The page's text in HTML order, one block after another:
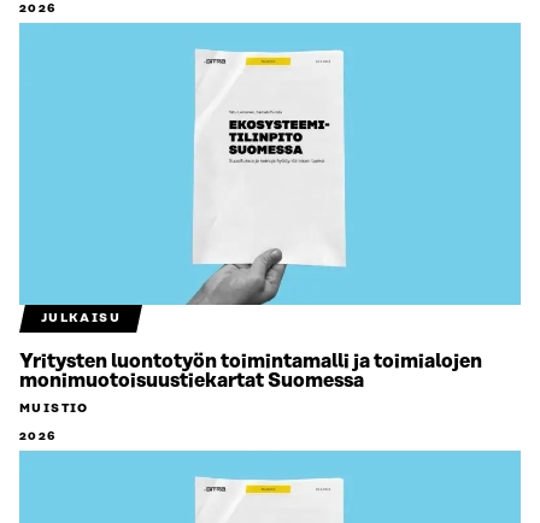
2026
JULKAISU
Yritysten luontotyön toimintamalli ja toimialojen
monimuotoisuustiekartat Suomessa
MUISTIO
2026